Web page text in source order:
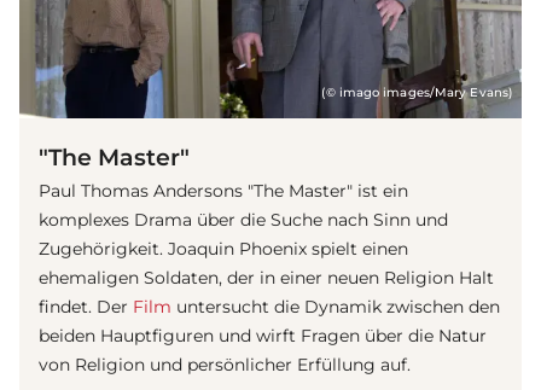
(© imago images/Mary Evans)
"The Master"
Paul Thomas Andersons "The Master" ist ein
komplexes Drama über die Suche nach Sinn und
Zugehörigkeit. Joaquin Phoenix spielt einen
ehemaligen Soldaten, der in einer neuen Religion Halt
findet. Der Film untersucht die Dynamik zwischen den
beiden Hauptfiguren und wirft Fragen über die Natur
von Religion und persönlicher Erfüllung auf.